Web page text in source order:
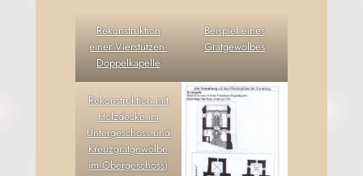
Rekon­struk­ti­on
einer Vierstützen-
Doppelkapelle
Bei­spiel eines
Gratgewölbes
Rekon­struk­ti­on mit
Holz­de­cke im
Unter­ge­schoss und
Kreuz­grat­ge­wöl­be
im Ober­ge­schoss)